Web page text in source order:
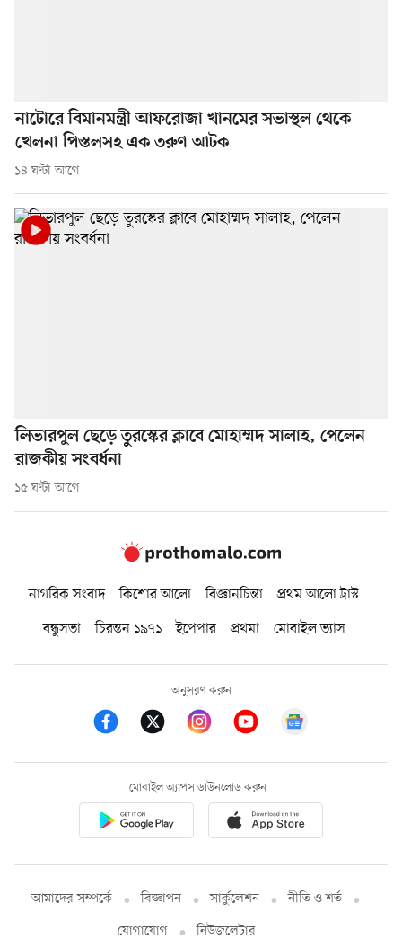
নাটোরে বিমানমন্ত্রী আফরোজা খানমের সভাস্থল থেকে
খেলনা পিস্তলসহ এক তরুণ আটক
১৪ ঘণ্টা আগে
লিভারপুল ছেড়ে তুরস্কের ক্লাবে মোহাম্মদ সালাহ, পেলেন
রাজকীয় সংবর্ধনা
১৫ ঘণ্টা আগে
নাগরিক সংবাদ কিশোর আলো বিজ্ঞানচিন্তা
প্রথম আলো ট্রাস্ট
বন্ধুসভা
চিরন্তন ১৯৭১ ইপেপার প্রথমা মোবাইল ভ্যাস
অনুসরণ করুন
মোবাইল অ্যাপস ডাউনলোড করুন
আমাদের সম্পর্কে বিজ্ঞাপন সার্কুলেশন
নীতি ও শর্ত
যোগাযোগ
নিউজলেটার